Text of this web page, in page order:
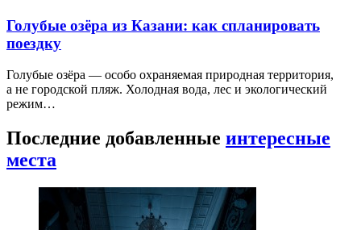
Голубые озёра из Казани: как спланировать
поездку
Голубые озёра — особо охраняемая природная территория,
а не городской пляж. Холодная вода, лес и экологический
режим…
Последние добавленные интересные
места